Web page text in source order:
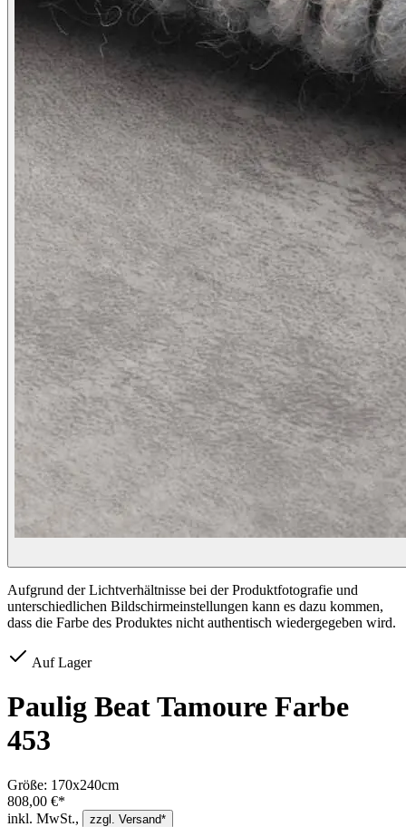
Aufgrund der Lichtverhältnisse bei der Produktfotografie und
unterschiedlichen Bildschirmeinstellungen kann es dazu kommen,
dass die Farbe des Produktes nicht authentisch wiedergegeben wird.
Auf Lager
Paulig Beat Tamoure Farbe
453
Größe: 170x240cm
808,00 €*
inkl. MwSt.,
zzgl. Versand*